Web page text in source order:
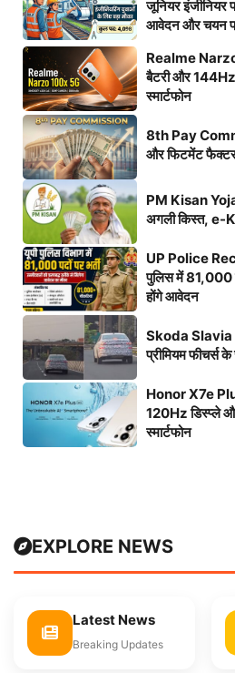
जूनियर इंजीनियर
आवेदन और चयन
Realme
बैटरी और
स्मार्टफोन
8th Pay
और फिटमेंट फैक्टर
PM Kisan
अगली किस्त, e-
UP Police
पुलिस में 81,000
होंगे आवेदन
Skoda Slavia
प्रीमियम फीचर्स
Honor X7e
120Hz डिस्प्ले
स्मार्टफोन
EXPLORE NEWS
Latest News
Breaking Updates